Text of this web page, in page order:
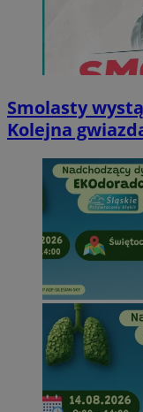
Smolasty
Kolejna